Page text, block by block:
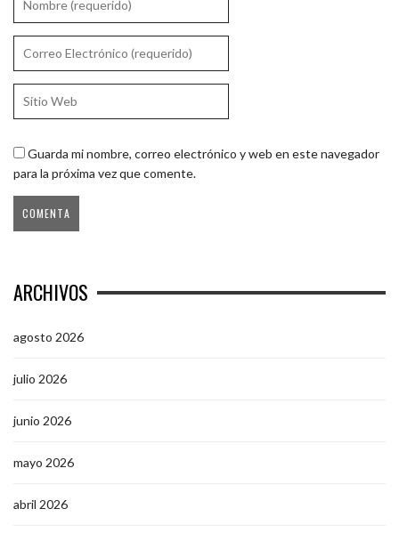
Guarda mi nombre, correo electrónico y web en este navegador
para la próxima vez que comente.
ARCHIVOS
agosto 2026
julio 2026
junio 2026
mayo 2026
abril 2026